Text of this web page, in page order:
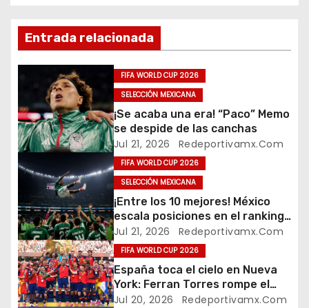
v
e
a
c
i
ó
n
d
e
Entrada relacionada
FIFA WORLD CUP 2026
SELECCIÓN MEXICANA
¡Se acaba una era! “Paco” Memo
se despide de las canchas
Jul 21, 2026 Redeportivamx.com
FIFA WORLD CUP 2026
SELECCIÓN MEXICANA
¡Entre los 10 mejores! México
escala posiciones en el ranking
FIFA
Jul 21, 2026 Redeportivamx.com
FIFA WORLD CUP 2026
España toca el cielo en Nueva
York: Ferran Torres rompe el
sueño argentino y conquista el
Jul 20, 2026 Redeportivamx.com